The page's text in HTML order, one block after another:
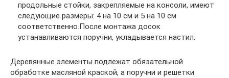
продольные стойки, закрепляемые на консоли, имеют
следующие размеры: 4 на 10 см и 5 на 10 см
соответственно.После монтажа досок
устанавливаются поручни, укладывается настил.
Деревянные элементы подлежат обязательной
обработке масляной краской, а поручни и решетки